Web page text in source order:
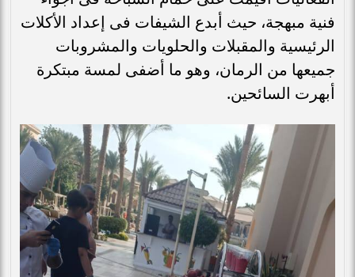
فنية مبهجة، حيث أبدع الشيفات فى إعداد الأكلات
الرئيسية والمقبلات والحلويات والمشروبات
جميعها من الرمان، وهو ما أضفى لمسة مبتكرة
أبهرت السائحين.